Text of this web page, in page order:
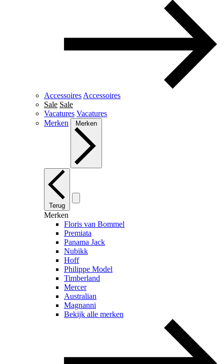
Accessoires Accessoires
Sale Sale
Vacatures Vacatures
Merken
Merken
Terug
Merken
Floris van Bommel
Premiata
Panama Jack
Nubikk
Hoff
Philippe Model
Timberland
Mercer
Australian
Magnanni
Bekijk alle merken